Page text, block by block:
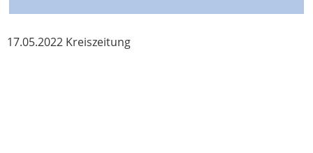
17.05.2022 Kreiszeitung